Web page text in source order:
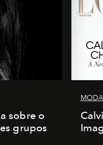
sobre o
grupos
MODA